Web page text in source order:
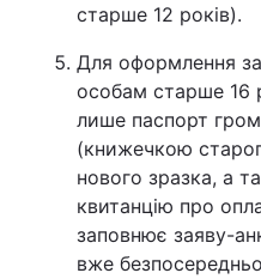
старше 12 років).
Для оформлення
особам старше 16
лише паспорт
(книжечкою
нового зразка, а
квитанцію про
заповнює заяву-
вже безпосередньо